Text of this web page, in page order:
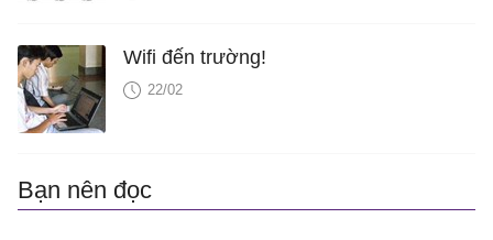
Wifi đến trường!
22/02
Bạn nên đọc